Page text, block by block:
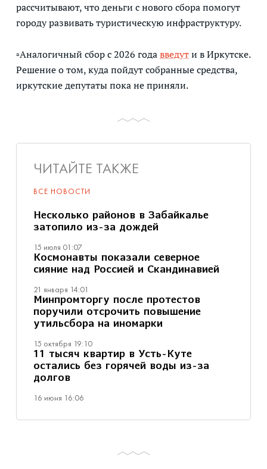
рассчитывают, что деньги с нового сбора помогут
городу развивать туристическую инфраструктуру.
▫Аналогичный сбор с 2026 годавведути в Иркутске.
Решение о том, куда пойдут собранные средства,
иркутские депутаты пока не приняли.
ЧИТАЙТЕ ТАКЖЕ
ВСЕ НОВОСТИ
Несколько районов в Забайкалье
затопило из-за дождей
15 июля 01:07
Космонавты показали северное
сияние над Россией и Скандинавией
21 января 14:01
Минпромторгу после протестов
поручили отсрочить повышение
утильсбора на иномарки
15 октября 19:10
11 тысяч квартир в Усть-Куте
остались без горячей воды из-за
долгов
16 июня 16:06